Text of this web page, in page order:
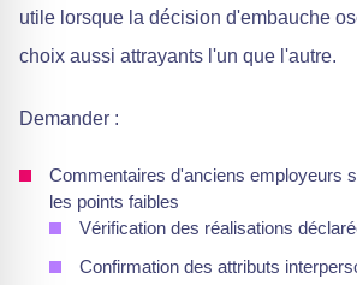
utile lorsque la décision d'embauche
choix aussi attrayants l'un que l'autre.
Demander :
Commentaires d'anciens employeurs
les points faibles
Vérification des réalisations
Confirmation des attributs